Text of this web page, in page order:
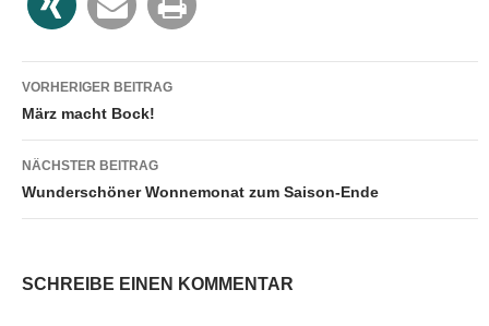
Beitragsnavigation
VORHERIGER BEITRAG
März macht Bock!
NÄCHSTER BEITRAG
Wunderschöner Wonnemonat zum Saison-Ende
SCHREIBE EINEN KOMMENTAR